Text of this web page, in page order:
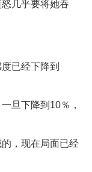
几乎要将她吞
已经下降到
旦下降到10％，
，现在局面已经